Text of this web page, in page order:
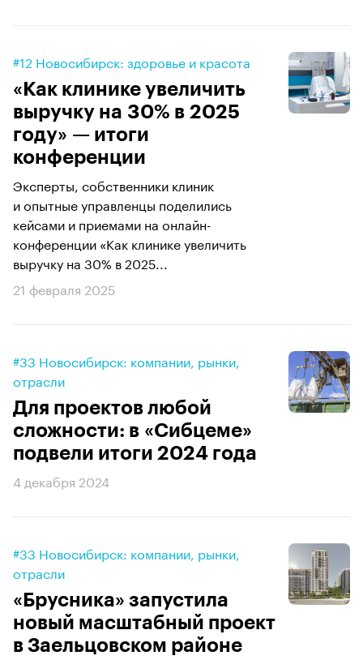
#12 Новосибирск: здоровье и красота
«Как клинике увеличить
выручку на 30% в 2025
году» — итоги
конференции
Эксперты, собственники клиник
и опытные управленцы поделились
кейсами и приемами на онлайн-
конференции «Как клинике увеличить
выручку на 30% в 2025...
21 февраля 2025
#33 Новосибирск: компании, рынки,
отрасли
Для проектов любой
сложности: в «Сибцеме»
подвели итоги 2024 года
4 декабря 2024
#33 Новосибирск: компании, рынки,
отрасли
«Брусника» запустила
новый масштабный проект
в Заельцовском районе